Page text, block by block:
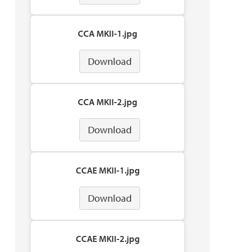
CCA MKII-1.jpg
Download
CCA MKII-2.jpg
Download
CCAE MKII-1.jpg
Download
CCAE MKII-2.jpg